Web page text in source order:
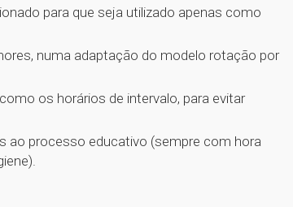
para que seja utilizado apenas como
numa adaptação do modelo rotação por
os horários de intervalo, para evitar
ao processo educativo (sempre com hora